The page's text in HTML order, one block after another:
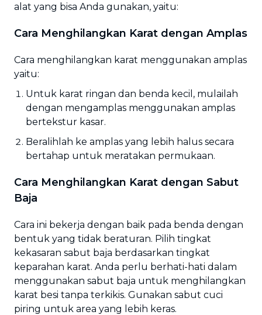
alat yang bisa Anda gunakan, yaitu:
Cara Menghilangkan Karat dengan Amplas
Cara menghilangkan karat menggunakan amplas
yaitu:
Untuk karat ringan dan benda kecil, mulailah
dengan mengamplas menggunakan amplas
bertekstur kasar.
Beralihlah ke amplas yang lebih halus secara
bertahap untuk meratakan permukaan.
Cara Menghilangkan Karat dengan Sabut
Baja
Cara ini bekerja dengan baik pada benda dengan
bentuk yang tidak beraturan. Pilih tingkat
kekasaran sabut baja berdasarkan tingkat
keparahan karat. Anda perlu berhati-hati dalam
menggunakan sabut baja untuk menghilangkan
karat besi tanpa terkikis. Gunakan sabut cuci
piring untuk area yang lebih keras.